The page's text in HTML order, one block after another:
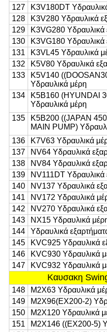
127
K3V180DT
128
K3V280 Υδραυλικά
129
K3VG280 Υδραυλικά
130
K3VG180 Υδραυλικά
131
K3VL45 Υδραυλικά
132
K5V80 Υδραυλικά
133
K5V140
Υδραυλικά μέρη
134
Κ5Β160 (HYUNDAI
Υδραυλικά μέρη
135
Κ5Β200 ((JAPAN
MAIN PUMP)
136
K7V63 Υδραυλικά
137
NV64 Υδραυλικά
138
NV84 Υδραυλικά
139
NV111DT Υδραυλικά
140
NV137 Υδραυλικά
141
NV172 Υδραυλικά
142
NV270 Υδραυλικά
143
NX15 Υδραυλικά
144
Υδραυλικά
145
KVC925 Υδραυλικά
146
KVC930 Υδραυλικά
147
KVC932 Υδραυλικά
Καυσακη
148
M2X63 Υδραυλικά
149
M2X96(EX200-2)
150
M2X120 Υδραυλικά
151
M2X146 ((EX200-5)